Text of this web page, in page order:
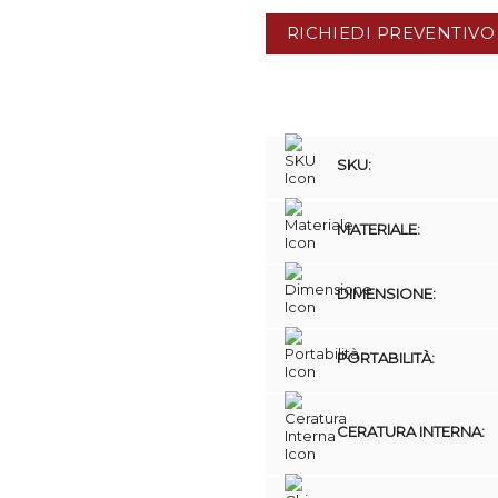
RICHIEDI PREVENTIVO
SKU:
MATERIALE:
DIMENSIONE:
PORTABILITÀ:
CERATURA INTERNA: